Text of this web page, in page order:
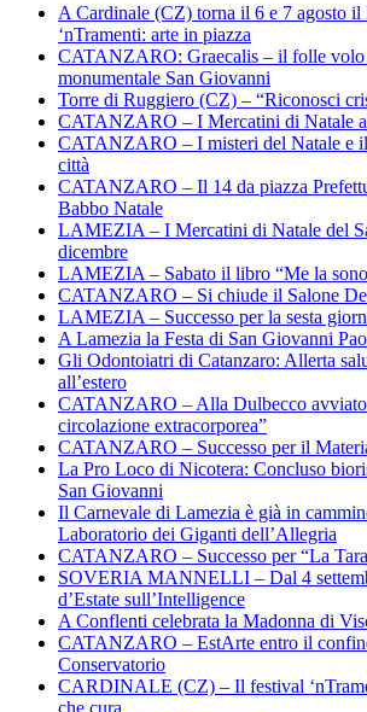
A Cardinale (CZ) torna il 6 e 7 agosto il
‘nTramenti: arte in piazza
CATANZARO: Graecalis – il folle volo
monumentale San Giovanni
Torre di Ruggiero (CZ) – “Riconosci
CATANZARO – I Mercatini di Natale
CATANZARO – I misteri del Natale e
città
CATANZARO – Il 14 da piazza
Babbo Natale
LAMEZIA – I Mercatini di Natale del
dicembre
LAMEZIA – Sabato il libro “Me la sono
CATANZARO – Si chiude il Salone
LAMEZIA – Successo per la sesta
A Lamezia la Festa di San Giovanni
Gli Odontoiatri di Catanzaro: Allerta
all’estero
CATANZARO – Alla Dulbecco
circolazione extracorporea”
CATANZARO – Successo per il
La Pro Loco di Nicotera: Concluso
San Giovanni
Il Carnevale di Lamezia è già in
Laboratorio dei Giganti dell’Allegria
CATANZARO – Successo per “La
SOVERIA MANNELLI – Dal 4
d’Estate sull’Intelligence
A Conflenti celebrata la Madonna di
CATANZARO – EstArte entro il
Conservatorio
CARDINALE (CZ) – Il festival
che cura